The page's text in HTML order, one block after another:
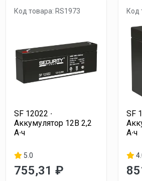
Код товара: RS1973
SF 12022 ∙
Аккумулятор 12В 2,2
А∙ч
5.0
755,31 ₽
Код
SF
А∙ч